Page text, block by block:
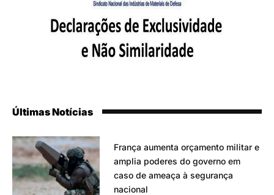
Últimas Notícias
França aumenta orçamento militar e
amplia poderes do governo em
caso de ameaça à segurança
nacional